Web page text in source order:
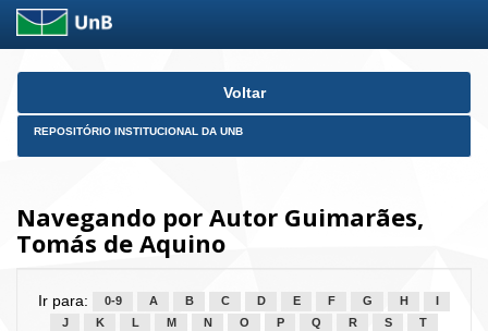
Skip
Voltar
REPOSITÓRIO INSTITUCIONAL DA UNB
Navegando por Autor Guimarães,
Tomás de Aquino
Ir para: 0-9 A B C D E F G H
J
K L M N O P Q R S
T